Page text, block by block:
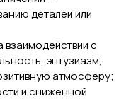
деталей или
с
энтузиазм,
атмосферу;
и сниженной